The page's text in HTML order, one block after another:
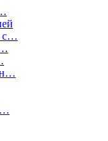
с…